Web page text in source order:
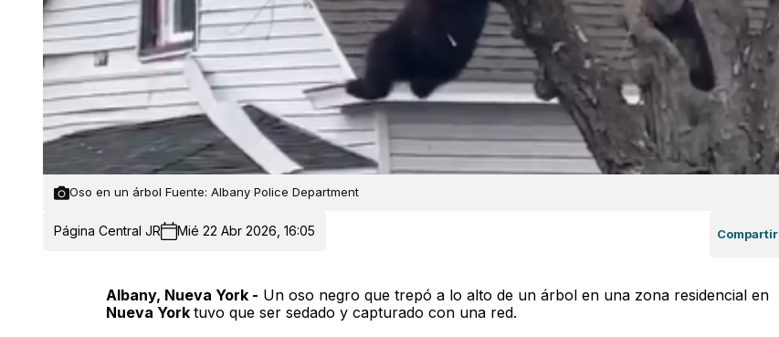
Oso en un árbol Fuente: Albany Police Department
Página Central JR Mié 22 Abr 2026, 16:05 Compartir
Albany, Nueva York - Un oso negro que trepó a lo alto de un árbol en una zona residencial en
Nueva York tuvo que ser sedado y capturado con una red.